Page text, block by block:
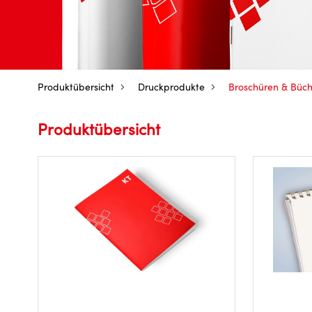
Produktübersicht Druckprodukte Broschüren &
Produktübersicht